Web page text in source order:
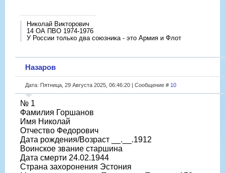
Николай Викторович
14 ОА ПВО 1974-1976
У России только два союзника - это Армия и Флот
Назаров
Дата: Пятница, 29 Августа 2025, 06:46:20 | Сообщение # 10
№ 1
Фамилия Горшанов
Имя Николай
Отчество Федорович
Дата рождения/Возраст __.__.1912
Воинское звание старшина
Дата смерти 24.02.1944
Страна захоронения Эстония